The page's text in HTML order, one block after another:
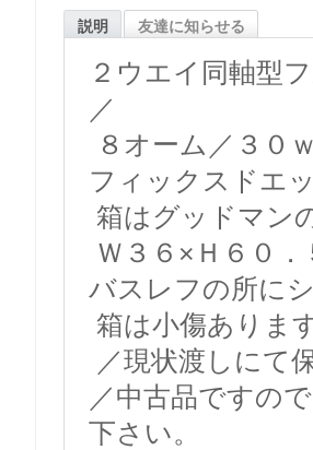
説明 友達に知らせる
２ウエイ同軸型
／
８オーム／３０
フィックスドエ
箱はグッドマン
Ｗ３６×Ｈ６０
バスレフの所に
箱は小傷ありま
／現状渡しにて
／中古品ですの
下さい。